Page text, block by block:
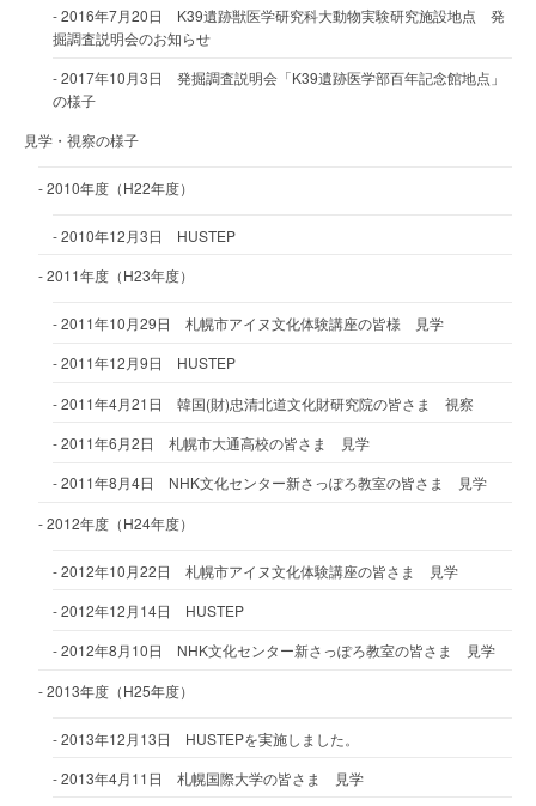
2016年7月20日 K39遺跡獣医学研究科大動物実験研究施設地点 発
掘調査説明会のお知らせ
2017年10月3日 発掘調査説明会「K39遺跡医学部百年記念館地点」
の様子
見学・視察の様子
2010年度（H22年度）
2010年12月3日 HUSTEP
2011年度（H23年度）
2011年10月29日 札幌市アイヌ文化体験講座の皆様 見学
2011年12月9日 HUSTEP
2011年4月21日 韓国(財)忠清北道文化財研究院の皆さま 視察
2011年6月2日 札幌市大通高校の皆さま 見学
2011年8月4日 NHK文化センター新さっぽろ教室の皆さま 見学
2012年度（H24年度）
2012年10月22日 札幌市アイヌ文化体験講座の皆さま 見学
2012年12月14日 HUSTEP
2012年8月10日 NHK文化センター新さっぽろ教室の皆さま 見学
2013年度（H25年度）
2013年12月13日 HUSTEPを実施しました。
2013年4月11日 札幌国際大学の皆さま 見学